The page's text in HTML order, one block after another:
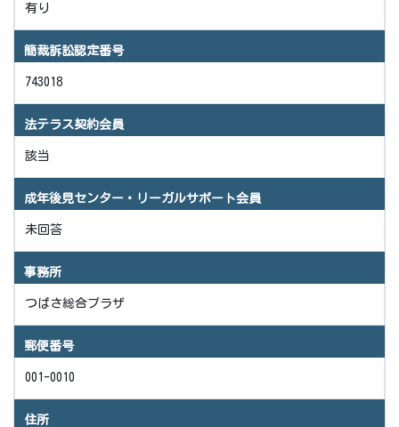
有り
簡裁訴訟認定番号
743018
法テラス契約会員
該当
成年後見センター・リーガルサポート会員
未回答
事務所
つばさ総合プラザ
郵便番号
001-0010
住所